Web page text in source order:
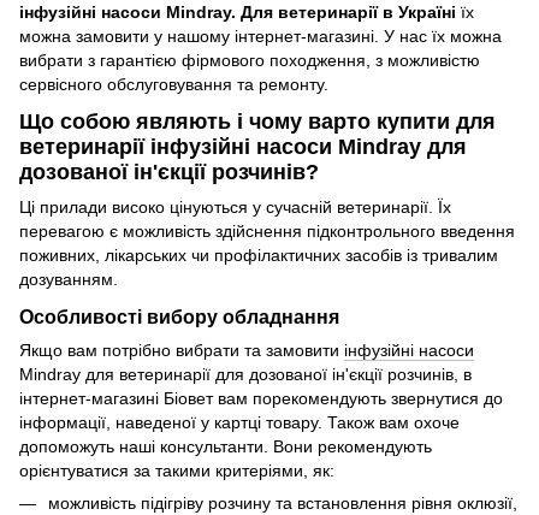
інфузійні насоси Mindray. Для ветеринарії в Україні їх
можна замовити у нашому інтернет-магазині. У нас їх можна
вибрати з гарантією фірмового походження, з можливістю
сервісного обслуговування та ремонту.
Що собою являють і чому варто купити для
ветеринарії інфузійні насоси Mindray для
дозованої ін'єкції розчинів?
Ці прилади високо цінуються у сучасній ветеринарії. Їх
перевагою є можливість здійснення підконтрольного введення
поживних, лікарських чи профілактичних засобів із тривалим
дозуванням.
Особливості вибору обладнання
Якщо вам потрібно вибрати та замовити інфузійні насоси
Mindray для ветеринарії для дозованої ін'єкції розчинів, в
інтернет-магазині Біовет вам порекомендують звернутися до
інформації, наведеної у картці товару. Також вам охоче
допоможуть наші консультанти. Вони рекомендують
орієнтуватися за такими критеріями, як:
можливість підігріву розчину та встановлення рівня оклюзії,